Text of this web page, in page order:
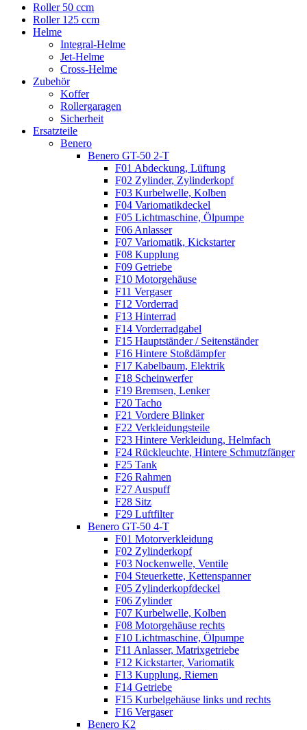
Roller 50 ccm
Roller 125 ccm
Helme
Integral-Helme
Jet-Helme
Cross-Helme
Zubehör
Koffer
Rollergaragen
Sicherheit
Ersatzteile
Benero
Benero GT-50 2-T
F01 Abdeckung, Lüftung
F02 Zylinder, Zylinderkopf
F03 Kurbelwelle, Kolben
F04 Variomatikdeckel
F05 Lichtmaschine, Ölpumpe
F06 Anlasser
F07 Variomatik, Kickstarter
F08 Kupplung
F09 Getriebe
F10 Motorgehäuse
F11 Vergaser
F12 Vorderrad
F13 Hinterrad
F14 Vorderradgabel
F15 Hauptständer / Seitenständer
F16 Hintere Stoßdämpfer
F17 Kabelbaum, Elektrik
F18 Scheinwerfer
F19 Bremsen, Lenker
F20 Tacho
F21 Vordere Blinker
F22 Verkleidungsteile
F23 Hintere Verkleidung, Helmfach
F24 Rückleuchte, Hintere Schmutzfänger
F25 Tank
F26 Rahmen
F27 Auspuff
F28 Sitz
F29 Luftfilter
Benero GT-50 4-T
F01 Motorverkleidung
F02 Zylinderkopf
F03 Nockenwelle, Ventile
F04 Steuerkette, Kettenspanner
F05 Zylinderkopfdeckel
F06 Zylinder
F07 Kurbelwelle, Kolben
F08 Motorgehäuse rechts
F10 Lichtmaschine, Ölpumpe
F11 Anlasser, Matrixgetriebe
F12 Kickstarter, Variomatik
F13 Kupplung, Riemen
F14 Getriebe
F15 Kurbelgehäuse links und rechts
F16 Vergaser
Benero K2